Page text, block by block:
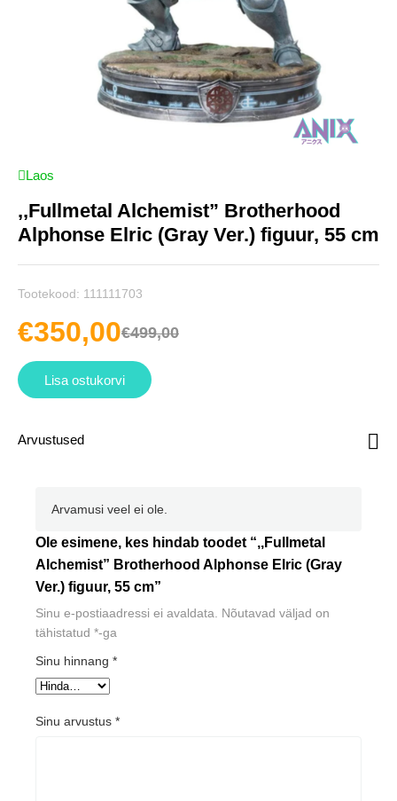
Laos
,,Fullmetal Alchemist” Brotherhood
Alphonse Elric (Gray Ver.) figuur, 55 cm
Tootekood: 111111703
€499,00
€350,00
Lisa ostukorvi
Arvustused
Arvamusi veel ei ole.
Ole esimene, kes hindab toodet “,,Fullmetal
Alchemist” Brotherhood Alphonse Elric (Gray
Ver.) figuur, 55 cm”
Sinu e-postiaadressi ei avaldata.
Nõutavad väljad on
tähistatud *-ga
Sinu hinnang *
Sinu arvustus *